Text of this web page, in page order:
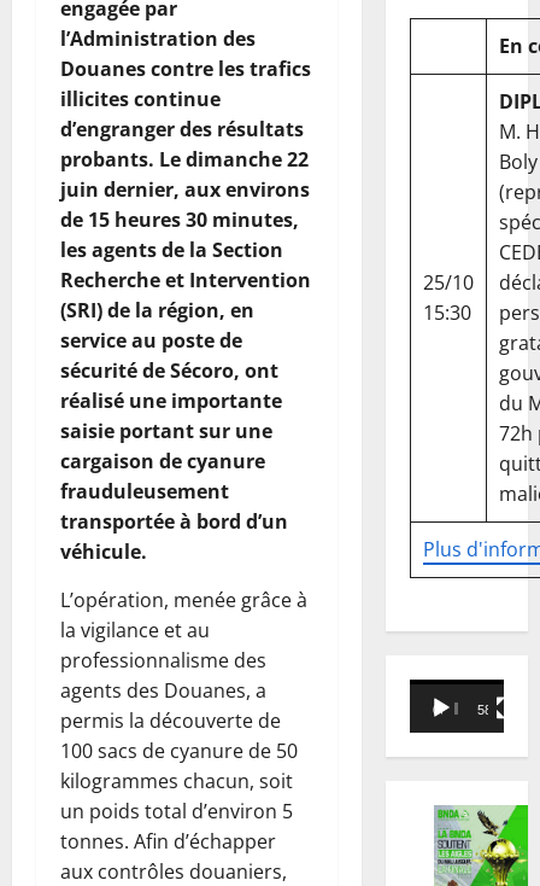
engagée par
l’Administration des
Douanes contre les trafics
illicites continue
d’engranger des résultats
probants. Le dimanche 22
juin dernier, aux environs
de 15 heures 30 minutes,
les agents de la Section
Recherche et Intervention
(SRI) de la région, en
service au poste de
sécurité de Sécoro, ont
réalisé une importante
saisie portant sur une
cargaison de cyanure
frauduleusement
transportée à bord d’un
véhicule.
L’opération, menée grâce à
la vigilance et au
professionnalisme des
agents des Douanes, a
permis la découverte de
100 sacs de cyanure de 50
kilogrammes chacun, soit
un poids total d’environ 5
tonnes. Afin d’échapper
aux contrôles douaniers,
En
Plus
25/10
15:30
M.
Boly
du
72h
Lecteur
vidéo
00:00 58:18